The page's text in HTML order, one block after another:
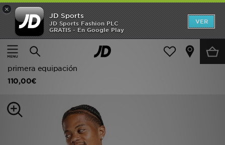
×
JD Sports
JD Sports Fashion PLC
GRATIS - En Google Play
VER
Página principal
Hombre Ropa de hombre
adidas Camiseta de manga larga Aston Villa FC 2026/27
primera equipación
110,00€
Hombre
Mujer
Accesorios
Estilo